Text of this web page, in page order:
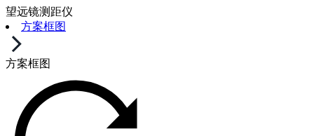
望远镜测距仪
方案框图
方案框图